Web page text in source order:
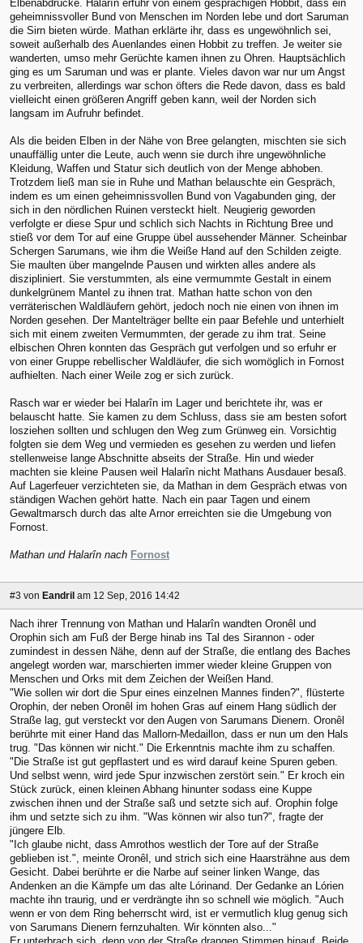
Elbenabdrücke. Halarîn erfuhr von einem gesprächigen Hobbit, dass ein
geheimnissvoller Bund von Menschen im Norden lebe und dort Saruman
die Sirn bieten würde. Mathan erklärte ihr, dass es ungewöhnlich sei,
soweit außerhalb des Auenlandes einen Hobbit zu treffen. Je weiter sie
wanderten, umso mehr Gerüchte kamen ihnen zu Ohren. Hauptsächlich
ging es um Saruman und was er plante. Vieles davon war nur um Angst
zu verbreiten, allerdings war schon öfters die Rede davon, dass es bald
vielleicht einen größeren Angriff geben kann, weil der Norden sich
langsam im Aufruhr befindet.
Als die beiden Elben in der Nähe von Bree gelangten, mischten sie sich
unauffällig unter die Leute, auch wenn sie durch ihre ungewöhnliche
Kleidung, Waffen und Statur sich deutlich von der Menge abhoben.
Trotzdem ließ man sie in Ruhe und Mathan belauschte ein Gespräch,
indem es um einen geheimnissvollen Bund von Vagabunden ging, der
sich in den nördlichen Ruinen versteckt hielt. Neugierig geworden
verfolgte er diese Spur und schlich sich Nachts in Richtung Bree und
stieß vor dem Tor auf eine Gruppe übel aussehender Männer. Scheinbar
Schergen Sarumans, wie ihm die Weiße Hand auf den Schilden zeigte.
Sie maulten über mangelnde Pausen und wirkten alles andere als
diszipliniert. Sie verstummten, als eine vermummte Gestalt in einem
dunkelgrünem Mantel zu ihnen trat. Mathan hatte schon von den
verräterischen Waldläufern gehört, jedoch noch nie einen von ihnen im
Norden gesehen. Der Mantelträger bellte ein paar Befehle und unterhielt
sich mit einem zweiten Vermummten, der gerade zu ihm trat. Seine
elbischen Ohren konnten das Gespräch gut verfolgen und so erfuhr er
von einer Gruppe rebellischer Waldläufer, die sich womöglich in Fornost
aufhielten. Nach einer Weile zog er sich zurück.
Rasch war er wieder bei Halarîn im Lager und berichtete ihr, was er
belauscht hatte. Sie kamen zu dem Schluss, dass sie am besten sofort
losziehen sollten und schlugen den Weg zum Grünweg ein. Vorsichtig
folgten sie dem Weg und vermieden es gesehen zu werden und liefen
stellenweise lange Abschnitte abseits der Straße. Hin und wieder
machten sie kleine Pausen weil Halarîn nicht Mathans Ausdauer besaß.
Auf Lagerfeuer verzichteten sie, da Mathan in dem Gespräch etwas von
ständigen Wachen gehört hatte. Nach ein paar Tagen und einem
Gewaltmarsch durch das alte Arnor erreichten sie die Umgebung von
Fornost.
Mathan und Halarîn nach Fornost
#3 von Eandril am 12 Sep, 2016 14:42
Nach ihrer Trennung von Mathan und Halarîn wandten Oronêl und
Orophin sich am Fuß der Berge hinab ins Tal des Sirannon - oder
zumindest in dessen Nähe, denn auf der Straße, die entlang des Baches
angelegt worden war, marschierten immer wieder kleine Gruppen von
Menschen und Orks mit dem Zeichen der Weißen Hand.
"Wie sollen wir dort die Spur eines einzelnen Mannes finden?", flüsterte
Orophin, der neben Oronêl im hohen Gras auf einem Hang südlich der
Straße lag, gut versteckt vor den Augen von Sarumans Dienern. Oronêl
berührte mit einer Hand das Mallorn-Medaillon, dass er nun um den Hals
trug. "Das können wir nicht." Die Erkenntnis machte ihm zu schaffen.
"Die Straße ist gut gepflastert und es wird darauf keine Spuren geben.
Und selbst wenn, wird jede Spur inzwischen zerstört sein." Er kroch ein
Stück zurück, einen kleinen Abhang hinunter sodass eine Kuppe
zwischen ihnen und der Straße saß und setzte sich auf. Orophin folge
ihm und setzte sich zu ihm. "Was können wir also tun?", fragte der
jüngere Elb.
"Ich glaube nicht, dass Amrothos westlich der Tore auf der Straße
geblieben ist.", meinte Oronêl, und strich sich eine Haarsträhne aus dem
Gesicht. Dabei berührte er die Narbe auf seiner linken Wange, das
Andenken an die Kämpfe um das alte Lórinand. Der Gedanke an Lórien
machte ihn traurig, und er verdrängte ihn so schnell wie möglich. "Auch
wenn er von dem Ring beherrscht wird, ist er vermutlich klug genug sich
von Sarumans Dienern fernzuhalten. Wir könnten also..."